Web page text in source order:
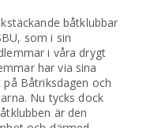
båtklubbar
som i sin
i våra drygt
har via sina
Båtriksdagen och
Nu tycks dock
är den